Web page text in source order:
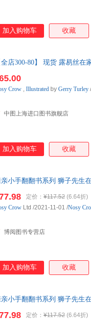
加入购物车 收藏
全店300-80】 现货 露易丝
中图上海进口图书旗舰店
Crow , Illustrated by Gerry Turley
加入购物车 收藏
小手翻翻书系列 狮子先生
定价： ¥117.52 (6.64折)
博阅图书专营店
Crow Ltd /2021-11-01 /Nosy
加入购物车 收藏
小手翻翻书系列 狮子先生
定价： ¥117.52 (6.64折)